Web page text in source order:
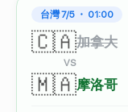
台灣 7/5 ・ 01:00
🇨🇦加拿大
VS
🇲🇦摩洛哥